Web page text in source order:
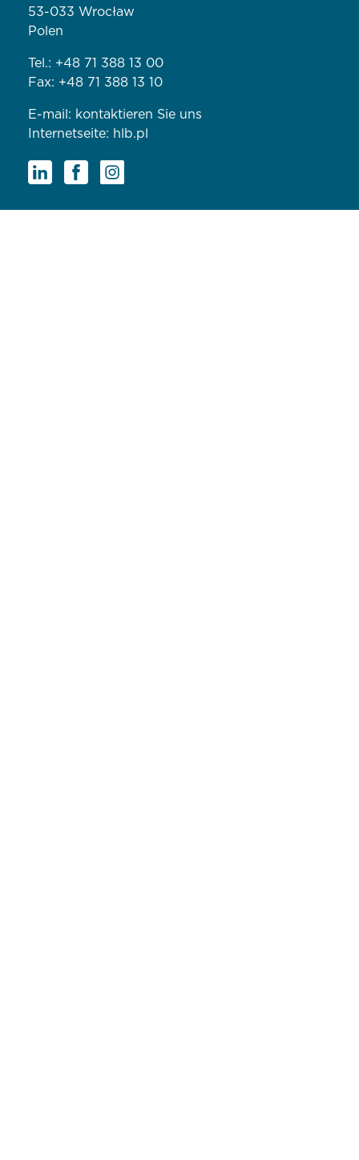
53-033 Wrocław
Polen
Tel.: +48 71 388 13 00
Fax: +48 71 388 13 10
E-mail: kontaktieren Sie uns
Internetseite: hlb.pl